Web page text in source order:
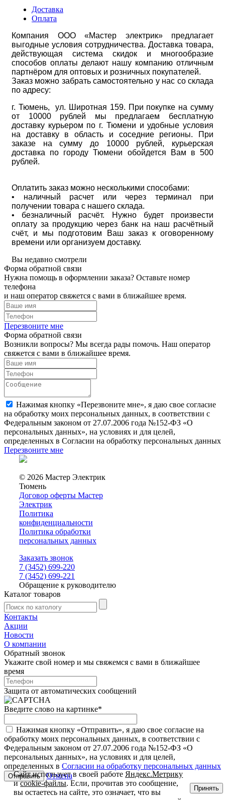
Доставка
Оплата
Компания ООО «Мастер электрик» предлагает
выгодные условия сотрудничества. Доставка товара,
действующая система скидок и многообразие
способов оплаты делают нашу компанию отличным
партнёром для оптовых и розничных покупателей.
Заказ можно забрать самостоятельно у нас со склада
по адресу:
г. Тюмень, ул. Широтная 159. При покупке на сумму
от 10000 рублей мы предлагаем бесплатную
доставку курьером по г. Тюмени и удобные условия
на доставку в область и соседние регионы. При
заказе на сумму до 10000 рублей, курьерская
доставка по городу Тюмени обойдется Вам в 500
рублей.
Оплатить заказ можно несколькими способами:
• наличный расчет или через терминал при
получении товара с нашего склада.
• безналичный расчёт. Нужно будет произвести
оплату за продукцию через банк на наш расчётный
счёт, и мы подготовим Ваш заказ к оговоренному
времени или организуем доставку.
Вы недавно смотрели
Форма обратной связи
Нужна помощь в оформлении заказа? Оставьте номер
телефона
и наш оператор свяжется с вами в ближайшее время.
Перезвоните мне
Форма обратной связи
Возникли вопросы? Мы всегда рады помочь. Наш оператор
свяжется с вами в ближайшее время.
Нажимая кнопку «Перезвоните мне», я даю свое согласие
на обработку моих персональных данных, в соответствии с
Федеральным законом от 27.07.2006 года №152-ФЗ «О
персональных данных», на условиях и для целей,
определенных в Согласии на обработку персональных данных
Перезвоните мне
© 2026 Мастер Электрик
Тюмень
Договор оферты Мастер
Электрик
Политика
конфиденциальности
Политика обработки
персональных данных
Заказать звонок
7 (3452) 699-220
7 (3452) 699-221
Обращение к руководителю
Каталог товаров
Контакты
Акции
Новости
О компании
Обратный звонок
Укажите свой номер и мы свяжемся с вами в ближайшее
время
Защита от автоматических сообщений
Введите слово на картинке*
Нажимая кнопку «Отправить», я даю свое согласие на
обработку моих персональных данных, в соответствии с
Федеральным законом от 27.07.2006 года №152-ФЗ «О
персональных данных», на условиях и для целей,
определенных в Согласии на обработку персональных данных
Отмена
Сайт использует в своей работе Яндекс.Метрику
иcookie-файлы. Если, прочитав это сообщение,
вы остаетесь на сайте, это означает, что вы
Принять